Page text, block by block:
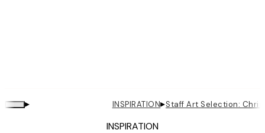
▸ INSPIRATION▸Staff Art Selection:
INSPIRATION